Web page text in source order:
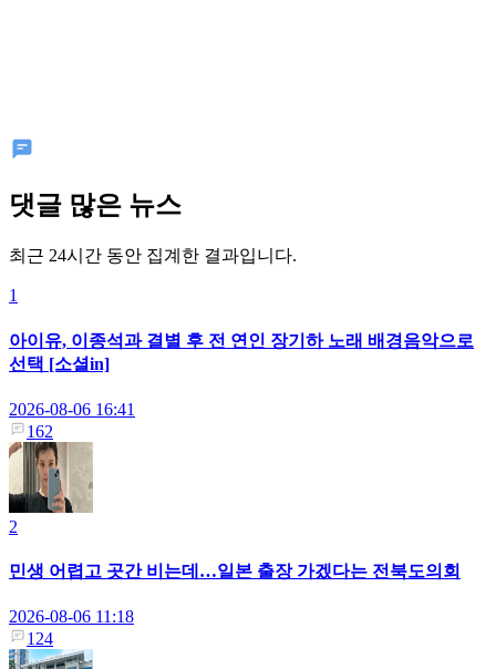
댓글 많은 뉴스
최근 24시간 동안 집계한 결과입니다.
1
아이유, 이종석과 결별 후 전 연인 장기하 노래 배경음악으로
선택 [소셜in]
2026-08-06 16:41
162
2
민생 어렵고 곳간 비는데…일본 출장 가겠다는 전북도의회
2026-08-06 11:18
124